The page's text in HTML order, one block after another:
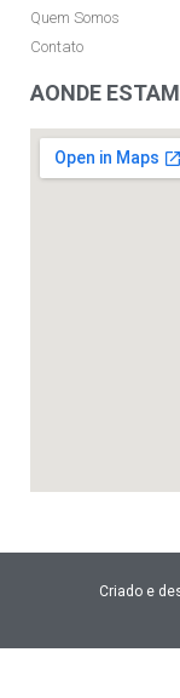
Quem Somos
Contato
AONDE
Criado e